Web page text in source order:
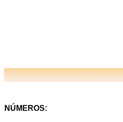
NÚMEROS: